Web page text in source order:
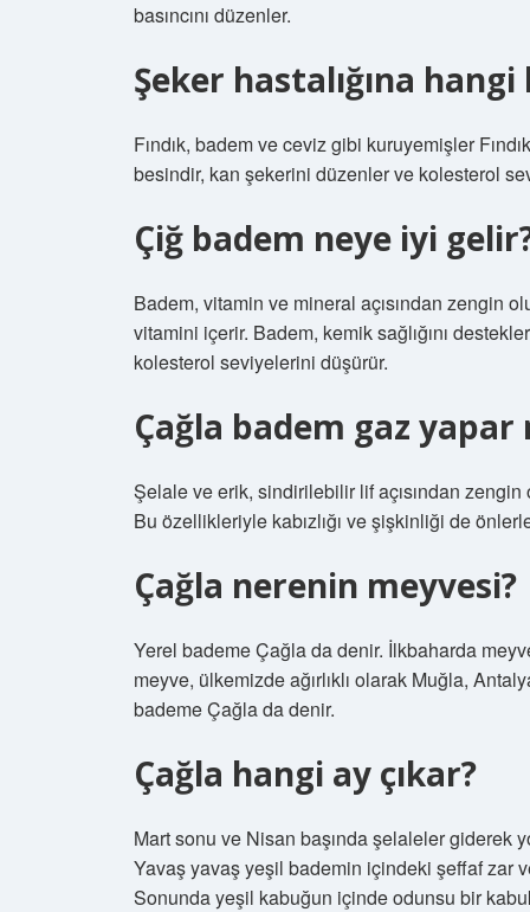
basıncını düzenler.
Şeker hastalığına
Fındık, badem ve ceviz gibi kuruyemişler
besindir, kan şekerini düzenler ve kolesterol
Çiğ badem neye iyi
Badem, vitamin ve mineral açısından zengin
vitamini içerir. Badem, kemik sağlığını
kolesterol seviyelerini düşürür.
Çağla badem gaz yapar
Şelale ve erik, sindirilebilir lif açısından
Bu özellikleriyle kabızlığı ve şişkinliği de
Çağla nerenin meyvesi?
Yerel bademe Çağla da denir. İlkbaharda
meyve, ülkemizde ağırlıklı olarak Muğla,
bademe Çağla da denir.
Çağla hangi ay çıkar?
Mart sonu ve Nisan başında şelaleler giderek
Yavaş yavaş yeşil bademin içindeki şeffaf zar
Sonunda yeşil kabuğun içinde odunsu bir